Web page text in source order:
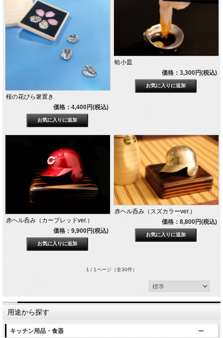
桜の花びら箸置き
価格：4,400円(税込)
蛤小皿
価格：3,300円(税込)
赤ヘル呑み（カープレッドver.）
価格：9,900円(税込)
赤ヘル呑み（スズカラーver.）
価格：8,800円(税込)
1 / 1ページ（全30件）
用途から探す
キッチン用品・食器